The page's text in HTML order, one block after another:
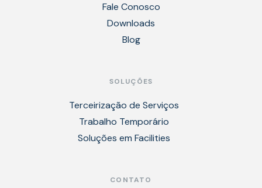
Fale Conosco
Downloads
Blog
SOLUÇÕES
Terceirização de Serviços
Trabalho Temporário
Soluções em Facilities
CONTATO